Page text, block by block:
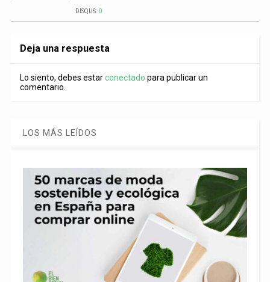
DISQUS: 0
Deja una respuesta
Lo siento, debes estarconectado para publicar un
comentario.
LOS MÁS LEÍDOS